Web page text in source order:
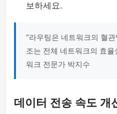
보하세요.
“라우팅은 네트워크의 혈
조는 전체 네트워크의 효
워크 전문가 박지수
데이터 전송 속도 개